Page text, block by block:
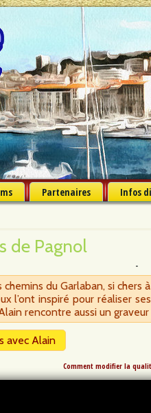
Partenaires Infos
de Pagnol
du Garlaban, si
l’ont inspiré pour réaliser
rencontre aussi un
avec Alain
Comment modifier la